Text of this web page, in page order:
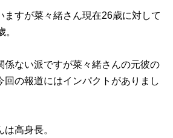
ますが菜々緒さん現在26歳に対して
係ない派ですが菜々緒さんの元彼の
回の報道にはインパクトがありまし
高身長。